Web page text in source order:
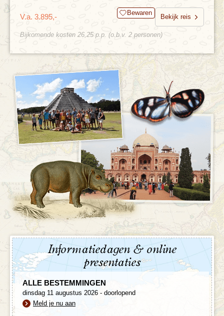
V.a. 3.895,- Bewaren
Bekijk reis
Bijkomende kosten 26,25 p.p. (o.b.v. 2 personen)
Informatiedagen & online
presentaties
ALLE BESTEMMINGEN
dinsdag 11 augustus 2026 - doorlopend
Meld je nu aan